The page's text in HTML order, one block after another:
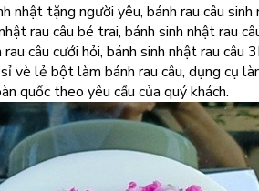
nhật tặng người yêu, bánh rau câu sinh
rau câu bé trai, bánh sinh nhật rau
câu cưới hỏi, bánh sinh nhật rau câu
vè lẻ bột làm bánh rau câu, dụng cụ
quốc theo yêu cầu của quý khách.